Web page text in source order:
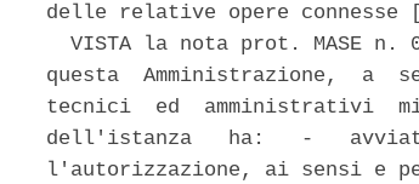
delle relative opere
VISTA la nota prot. MASE n.
questa  Amministrazione,
tecnici  ed  amministrativi
dell'istanza   ha:   -
l'autorizzazione, ai sensi e